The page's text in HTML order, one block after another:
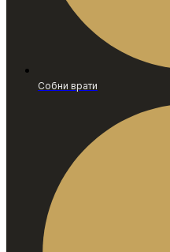
Собни врати